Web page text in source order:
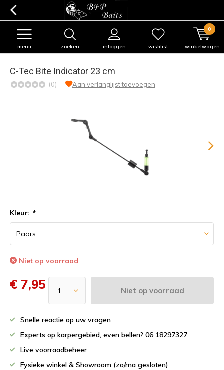
zoeken inloggen
menu wishlist winkelwagen
0
C-Tec Bite Indicator 23 cm
(0) Aan verlanglijst toevoegen
Kleur: *
Niet op voorraad
€ 7,95 Niet op voorraad
Snelle reactie op uw vragen
Experts op karpergebied, even bellen? 06 18297327
Live voorraadbeheer
Fysieke winkel & Showroom (zo/ma gesloten)